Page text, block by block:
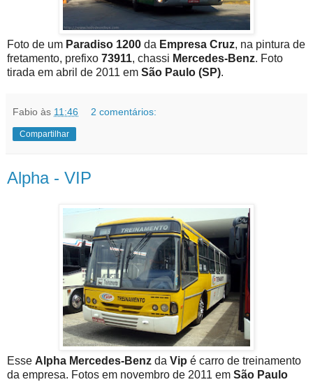
Foto de um Paradiso 1200 da Empresa Cruz, na pintura de
fretamento, prefixo 73911, chassi Mercedes-Benz. Foto
tirada em abril de 2011 em São Paulo (SP).
Fabio às 11:46 2 comentários:
Compartilhar
Alpha - VIP
Esse Alpha Mercedes-Benz da Vip é carro de treinamento
da empresa. Fotos em novembro de 2011 em São Paulo